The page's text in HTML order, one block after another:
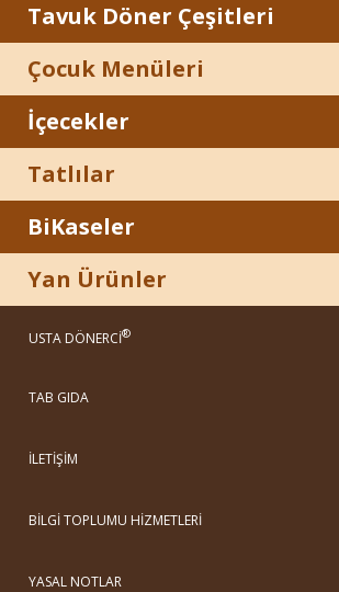
Tavuk Döner Çeşitleri
Çocuk Menüleri
İçecekler
Tatlılar
BiKaseler
Yan Ürünler
USTA DÖNERCİ®
TAB GIDA
İLETİŞİM
BİLGİ TOPLUMU HİZMETLERİ
YASAL NOTLAR